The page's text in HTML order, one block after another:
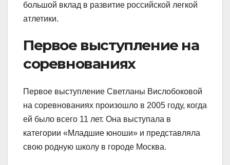
большой вклад в развитие российской легкой
атлетики.
Первое выступление на
соревнованиях
Первое выступление Светланы Вислобоковой
на соревнованиях произошло в 2005 году, когда
ей было всего 11 лет. Она выступала в
категории «Младшие юноши» и представляла
свою родную школу в городе Москва.